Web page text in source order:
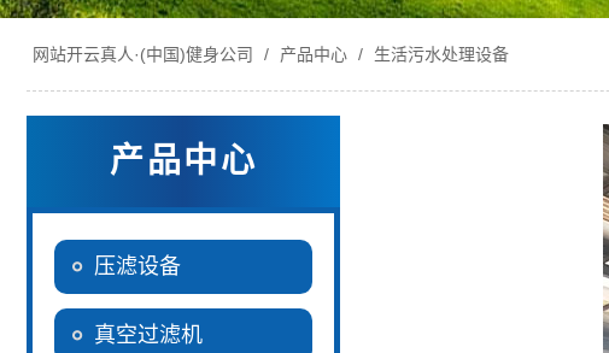
网站开云真人·(中国)健身公司 / 产品中心 / 生活污水处理设备
产品中心
压滤设备
真空过滤机